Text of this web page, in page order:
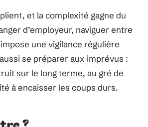
et la complexité gagne du
d’employeur, naviguer entre
une vigilance régulière
se préparer aux imprévus :
sur le long terme, au gré de
à encaisser les coups durs.